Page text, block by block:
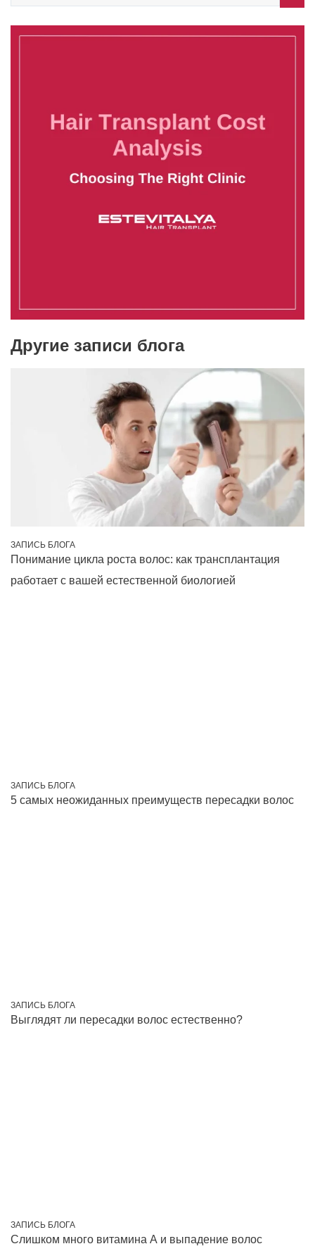
Другие записи блога
ЗАПИСЬ БЛОГА
Понимание цикла роста волос: как трансплантация
работает с вашей естественной биологией
ЗАПИСЬ БЛОГА
5 самых неожиданных преимуществ пересадки волос
ЗАПИСЬ БЛОГА
Выглядят ли пересадки волос естественно?
ЗАПИСЬ БЛОГА
Слишком много витамина А и выпадение волос